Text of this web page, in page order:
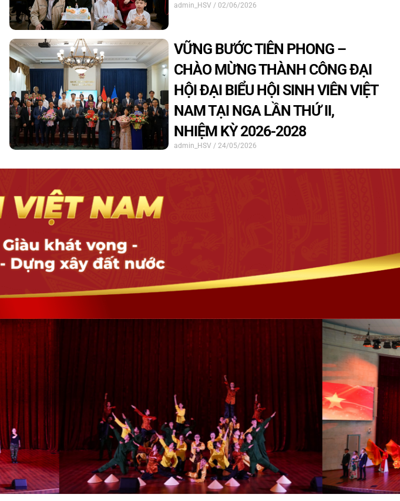
admin_HSV 02/06/2026
VỮNG BƯỚC TIÊN PHONG –
CHÀO MỪNG THÀNH CÔNG ĐẠI
HỘI ĐẠI BIỂU HỘI SINH VIÊN VIỆT
NAM TẠI NGA LẦN THỨ II,
NHIỆM KỲ 2026-2028
admin_HSV 24/05/2026